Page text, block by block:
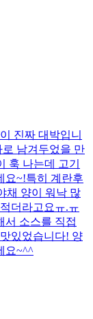
진짜 대박입니
남겨두었을 만
훅 나는데 고기
요~!특히 계란후
채 양이 워낙 많
더라고요ㅠ.ㅠ
서 소스를 직접
있었습니다! 양
요~^^